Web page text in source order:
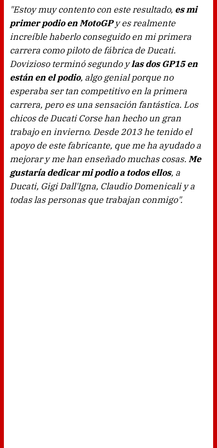
"Estoy muy contento con este resultado, es mi
primer podio en MotoGPy es realmente
increíble haberlo conseguido en mi primera
carrera como piloto de fábrica de Ducati.
Dovizioso terminó segundo ylas dos GP15 en
están en el podio, algo genial porque no
esperaba ser tan competitivo en la primera
carrera, pero es una sensación fantástica. Los
chicos de Ducati Corse han hecho un gran
trabajo en invierno. Desde 2013 he tenido el
apoyo de este fabricante, que me ha ayudado a
mejorar y me han enseñado muchas cosas. Me
gustaría dedicar mi podio a todos ellos, a
Ducati, Gigi Dall'Igna, Claudio Domenicali y a
todas las personas que trabajan conmigo".